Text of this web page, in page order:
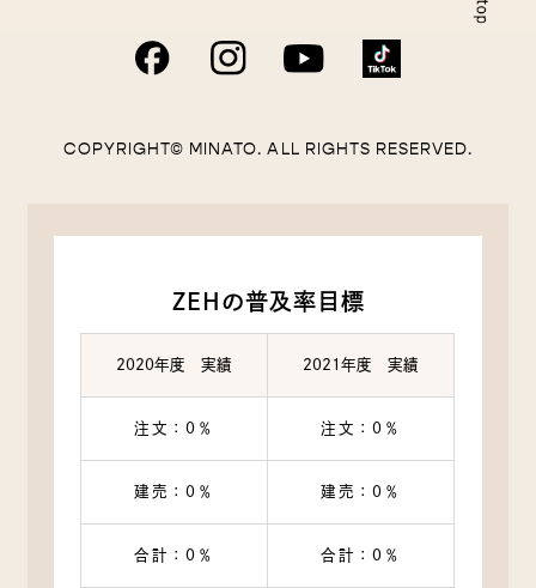
COPYRIGHT© MINATO. ALL RIGHTS RESERVED.
ZEHの普及率目標
2020年度 実績 2021年度 実績
注文：0％ 注文：0％
建売：0％ 建売：0％
合計：0％ 合計：0％